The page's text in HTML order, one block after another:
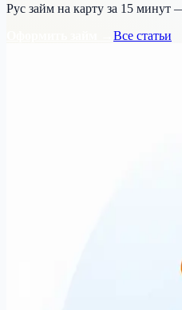
Рус займ на карту за 15
Все статьи